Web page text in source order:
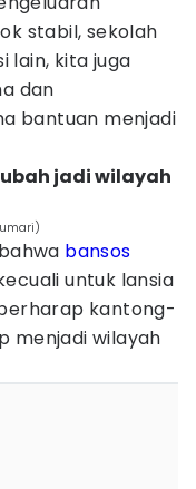
stabil, sekolah
lain, kita juga
dan
bantuan menjadi
jadi wilayah
bansos
untuk lansia
kantong-
menjadi wilayah